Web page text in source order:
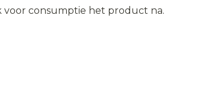
voor consumptie het product na.